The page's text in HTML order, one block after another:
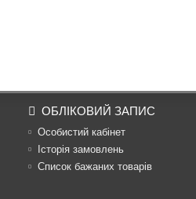
ОБЛІКОВИЙ ЗАПИС
Особистий кабінет
Історія замовлень
Список бажаних товарів